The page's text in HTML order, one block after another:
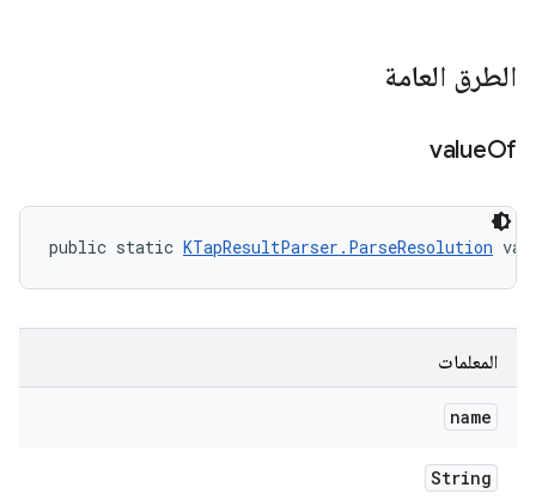
الطرق العامة
valueOf
public static KTapResultParser.ParseResolution
المعلمات
name
String